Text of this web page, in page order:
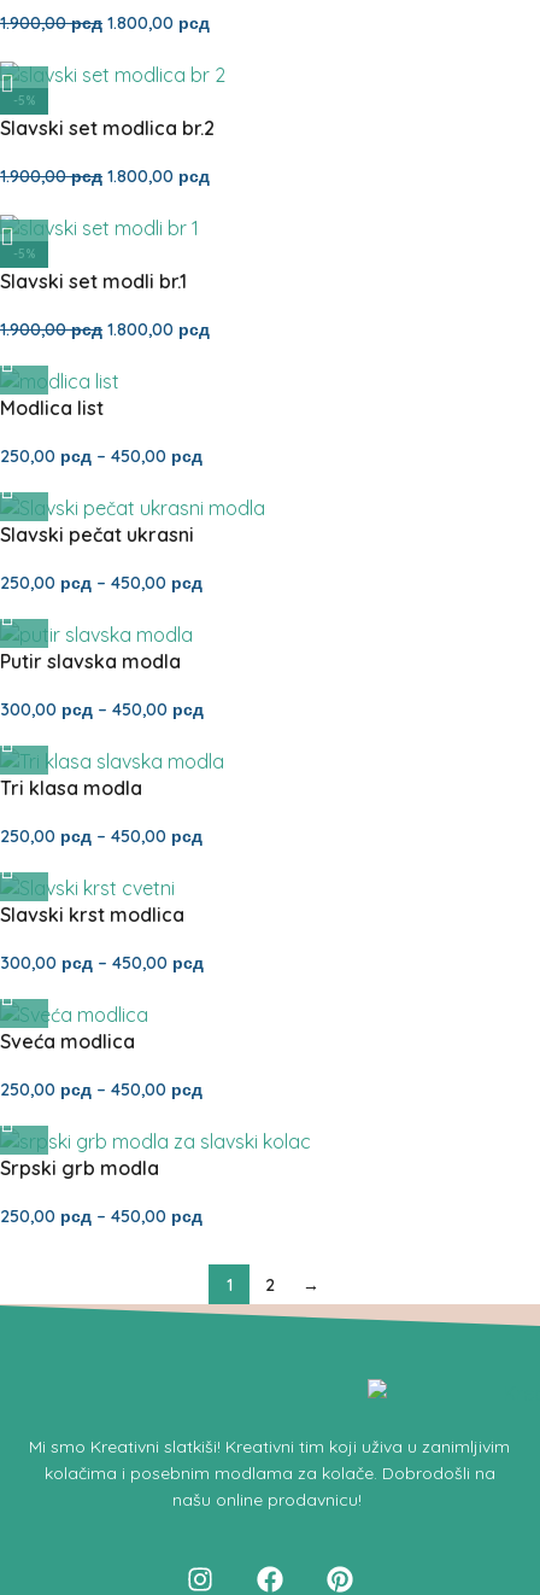
1.900,00рсд 1.800,00 рсд
-5%
Slavski set modlica br.2
1.900,00рсд 1.800,00 рсд
-5%
Slavski set modli br.1
1.900,00рсд 1.800,00 рсд
Modlica list
250,00 рсд – 450,00 рсд
Slavski pečat ukrasni
250,00 рсд – 450,00 рсд
Putir slavska modla
300,00 рсд – 450,00 рсд
Tri klasa modla
250,00 рсд – 450,00 рсд
Slavski krst modlica
300,00 рсд – 450,00 рсд
Sveća modlica
250,00 рсд – 450,00 рсд
Srpski grb modla
250,00 рсд – 450,00 рсд
1 2 →
Mi smo Kreativni slatkiši! Kreativni tim koji uživa u zanimljivim
kolačima i posebnim modlama za kolače. Dobrodošli na
našu online prodavnicu!